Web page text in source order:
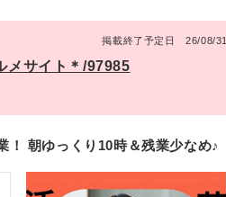
掲載終了予定日 26/08/31
メサイト＊/97985
！ 朝ゆっくり10時＆残業少なめ♪